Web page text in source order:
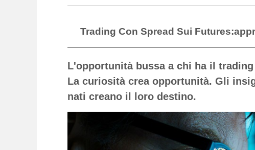
Trading Con Spread Sui
L'opportunità bussa a chi ha il trading
La curiosità crea opportunità. Gli
nati creano il loro destino.